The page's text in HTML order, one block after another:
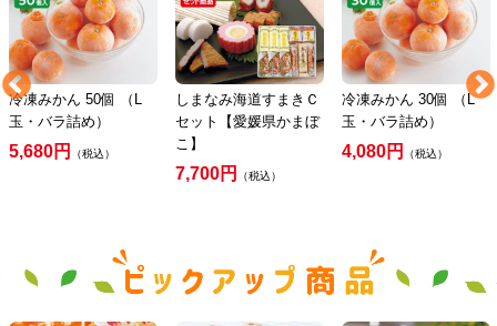
冷凍みかん 50個 （L
玉・バラ詰め）
5,680円 （税込）
しまなみ海道すまきＣ
セット【愛媛県かまぼ
こ】
7,700円 （税込）
冷凍みかん 30個 （L
玉・バラ詰め）
4,080円 （税込）